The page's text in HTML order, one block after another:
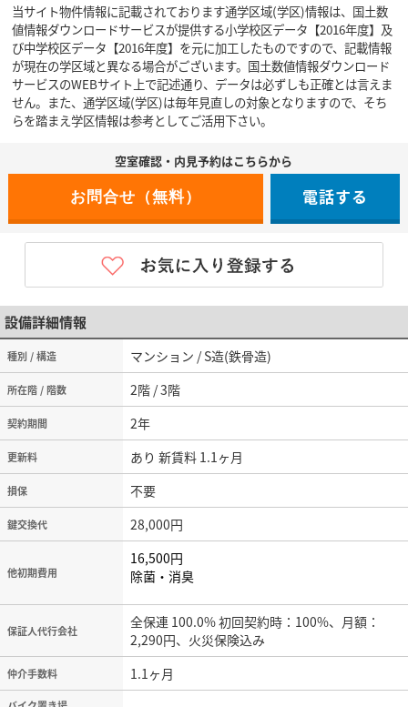
当サイト物件情報に記載されております通学区域(学区)情報は、国土数
値情報ダウンロードサービスが提供する小学校区データ【2016年度】及
び中学校区データ【2016年度】を元に加工したものですので、記載情報
が現在の学区域と異なる場合がございます。国土数値情報ダウンロード
サービスのWEBサイト上で記述通り、データは必ずしも正確とは言えま
せん。また、通学区域(学区)は毎年見直しの対象となりますので、そち
らを踏まえ学区情報は参考としてご活用下さい。
空室確認・内見予約はこちらから
電話する
設備詳細情報
種別 / 構造 マンション / S造(鉄骨造)
所在階 / 階数 2階 / 3階
契約期間 2年
更新料 あり 新賃料 1.1ヶ月
損保 不要
鍵交換代 28,000円
他初期費用
16,500円
除菌・消臭
保証人代行会社
全保連 100.0% 初回契約時：100%、月額：
2,290円、火災保険込み
仲介手数料 1.1ヶ月